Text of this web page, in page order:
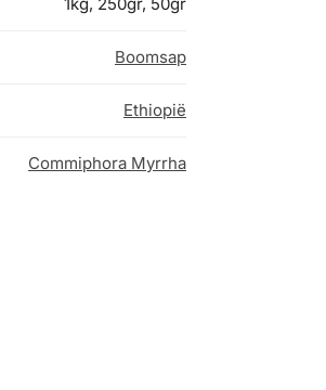
Boomsap
Ethiopië
Commiphora Myrrha